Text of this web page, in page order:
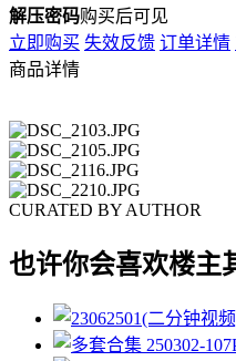
解压密码购买后可见
立即购买 失效反馈 订单详情
商品详情
CURATED BY AUTHOR
也许你会喜欢楼主